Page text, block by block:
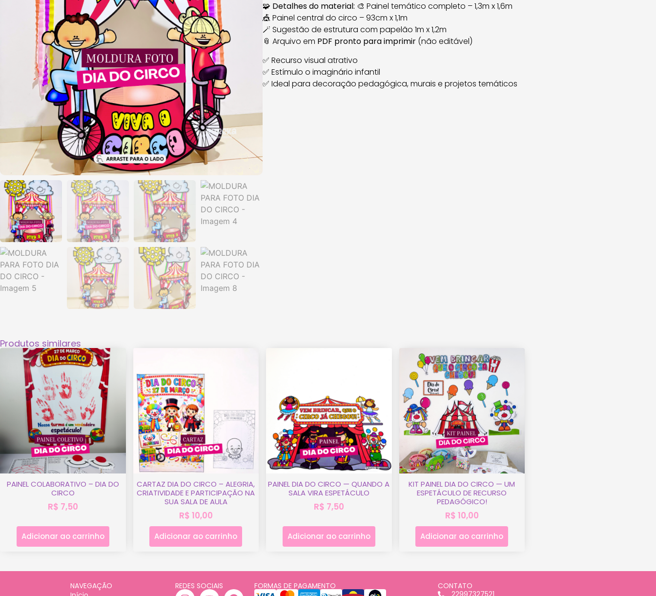
🧩 Detalhes do material: 🎨 Painel temático completo – 1,3m x 1,6m
🎪 Painel central do circo – 93cm x 1,1m
🪄 Sugestão de estrutura com papelão 1m x 1,2m
📎 Arquivo em PDF pronto para imprimir(não editável)
✅ Recurso visual atrativo
✅ Estímulo o imaginário infantil
✅ Ideal para decoração pedagógica, murais e projetos temáticos
Produtos similares
PAINEL COLABORATIVO – DIA DO
CIRCO
R$ 7,50
Adicionar ao carrinho
CARTAZ DIA DO CIRCO – ALEGRIA,
CRIATIVIDADE E PARTICIPAÇÃO NA
SUA SALA DE AULA
R$ 10,00
Adicionar ao carrinho
PAINEL DIA DO CIRCO — QUANDO A
SALA VIRA ESPETÁCULO
R$ 7,50
Adicionar ao carrinho
KIT PAINEL DIA DO CIRCO — UM
ESPETÁCULO DE RECURSO
PEDAGÓGICO!
R$ 10,00
Adicionar ao carrinho
NAVEGAÇÃO
REDES SOCIAIS FORMAS DE PAGAMENTO
CONTATO